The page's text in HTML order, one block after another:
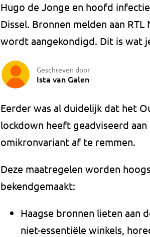
Hugo de Jonge en hoofd
Dissel. Bronnen melden aan
wordt aangekondigd. Dit is wat
Geschreven door
Ista van Galen
Eerder was al duidelijk dat het
lockdown heeft geadviseerd
omikronvariant af te remmen.
Deze maatregelen worden
bekendgemaakt:
Haagse bronnen lieten aan
niet-essentiële winkels,